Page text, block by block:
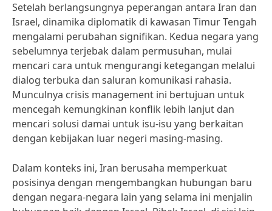
Setelah berlangsungnya peperangan antara Iran dan
Israel, dinamika diplomatik di kawasan Timur Tengah
mengalami perubahan signifikan. Kedua negara yang
sebelumnya terjebak dalam permusuhan, mulai
mencari cara untuk mengurangi ketegangan melalui
dialog terbuka dan saluran komunikasi rahasia.
Munculnya crisis management ini bertujuan untuk
mencegah kemungkinan konflik lebih lanjut dan
mencari solusi damai untuk isu-isu yang berkaitan
dengan kebijakan luar negeri masing-masing.
Dalam konteks ini, Iran berusaha memperkuat
posisinya dengan mengembangkan hubungan baru
dengan negara-negara lain yang selama ini menjalin